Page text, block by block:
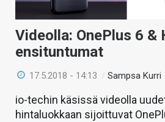
Videolla: OnePlus 6 &
ensituntumat
17.5.2018 - 14:13 /Sampsa Kurri
io-techin käsissä videolla
hintaluokkaan sijoittuvat